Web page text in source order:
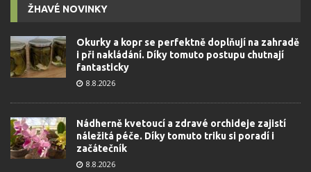
ŽHAVÉ NOVINKY
Okurky a kopr se perfektně doplňují na zahradě
i při nakládání. Díky tomuto postupu chutnají
fantasticky
8.8.2026
Nádherně kvetoucí a zdravé orchideje zajistí
náležitá péče. Díky tomuto triku si poradí i
začátečník
8.8.2026